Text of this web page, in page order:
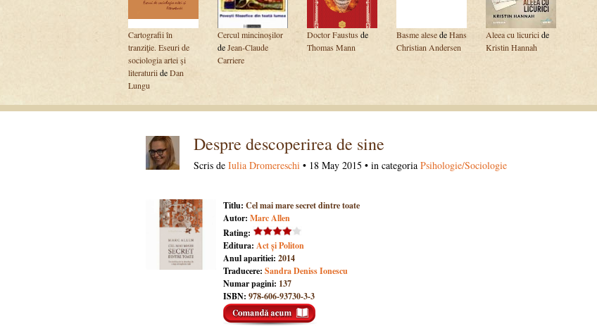
Cartografii în
tranziţie. Eseuri de
sociologia artei şi
literaturiideDan
Lungu
Cercul mincinoşilor
deJean-Claude
Carriere
Doctor Faustusde
Thomas Mann
Basme alesedeHans
Christian Andersen
Aleea cu licuricide
Kristin Hannah
Despre descoperirea de sine
Scris de Iulia Dromereschi • 18 May 2015 • in categoria Psihologie/Sociologie
Titlu: Cel mai mare secret dintre toate
Autor: Marc Allen
Rating:
Editura: Act și Politon
Anul aparitiei: 2014
Traducere: Sandra Deniss Ionescu
Numar pagini: 137
ISBN: 978-606-93730-3-3